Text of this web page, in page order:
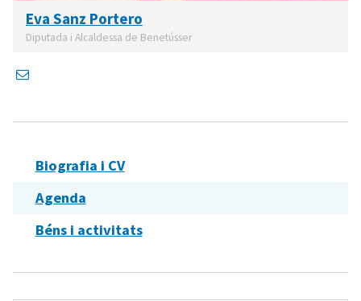
Eva Sanz Portero
Diputada i Alcaldessa de Benetússer
Biografia i CV
Agenda
Béns i activitats